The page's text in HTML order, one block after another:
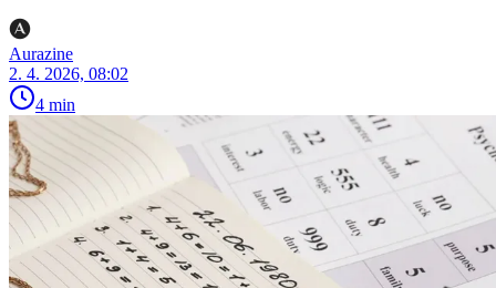
Aurazine
2. 4. 2026, 08:02
4 min